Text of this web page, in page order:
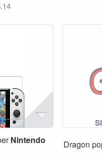
Nintendo Dragon